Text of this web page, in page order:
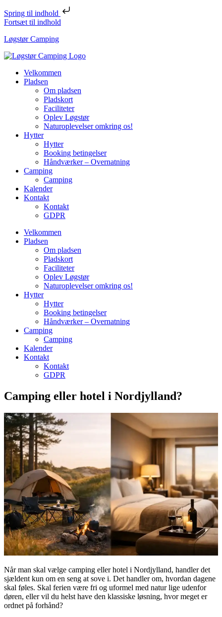
Spring til indhold
Fortsæt til indhold
Løgstør Camping
Velkommen
Pladsen
Om pladsen
Pladskort
Faciliteter
Oplev Løgstør
Naturoplevelser omkring os!
Hytter
Hytter
Booking betingelser
Håndværker – Overnatning
Camping
Camping
Kalender
Kontakt
Kontakt
GDPR
Velkommen
Pladsen
Om pladsen
Pladskort
Faciliteter
Oplev Løgstør
Naturoplevelser omkring os!
Hytter
Hytter
Booking betingelser
Håndværker – Overnatning
Camping
Camping
Kalender
Kontakt
Kontakt
GDPR
Camping eller hotel i Nordjylland?
Når man skal vælge camping eller hotel i Nordjylland, handler det
sjældent kun om en seng at sove i. Det handler om, hvordan dagene
skal føles. Skal ferien være fri og uformel med natur lige udenfor
døren, eller vil du helst have den klassiske løsning, hvor meget er
ordnet på forhånd?